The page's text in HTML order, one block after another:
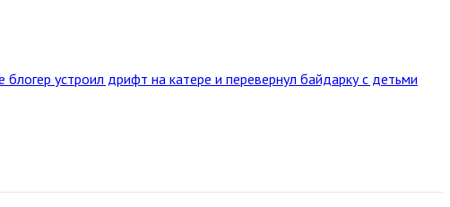
устроил дрифт на катере и перевернул байдарку с детьми